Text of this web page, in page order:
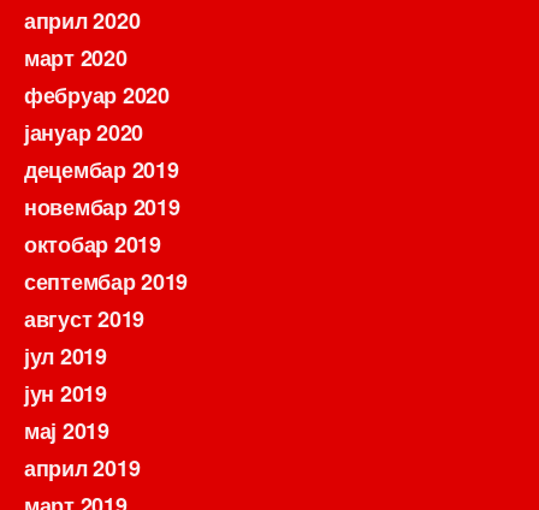
април 2020
март 2020
фебруар 2020
јануар 2020
децембар 2019
новембар 2019
октобар 2019
септембар 2019
август 2019
јул 2019
јун 2019
мај 2019
април 2019